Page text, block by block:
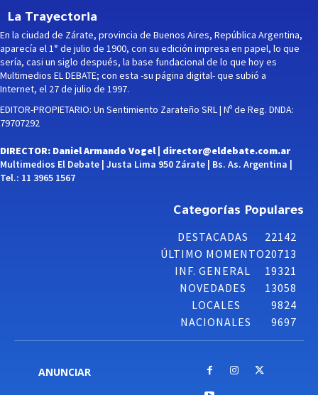
La Trayectoria
En la ciudad de Zárate, provincia de Buenos Aires, República Argentina,
aparecía el 1° de julio de 1900, con su edición impresa en papel, lo que
sería, casi un siglo después, la base fundacional de lo que hoy es
Multimedios EL DEBATE; con esta -su página digital- que subió a
Internet, el 27 de julio de 1997.
EDITOR-PROPIETARIO: Un Sentimiento Zarateño SRL | Nº de Reg. DNDA:
79707292
DIRECTOR: Daniel Armando Vogel | director@eldebate.com.ar
Multimedios El Debate | Justa Lima 950 Zárate | Bs. As. Argentina |
Tel.: 11 3965 1567
Categorías Populares
DESTACADAS
22142
ÚLTIMO MOMENTO20713
INF. GENERAL
19321
NOVEDADES
13058
LOCALES
9824
NACIONALES
9697
ANUNCIAR